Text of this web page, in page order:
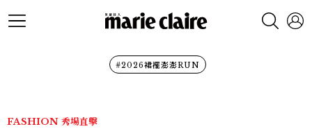
#2026裙襬澎澎RUN
FASHION 秀場直擊